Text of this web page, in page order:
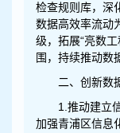
检查规则库，深
数据高效率流动
级，拓展“亮数工
围，持续推动数
二、创新数
1.推动建立
加强青浦区信息